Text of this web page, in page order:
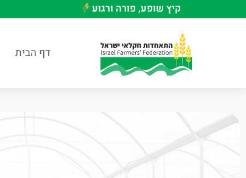
קיץ שופע, פורה ורגוע
דף הבית